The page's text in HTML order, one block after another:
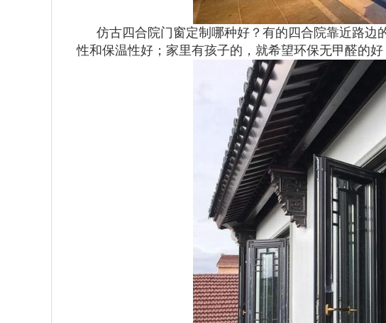
仿古四合院门窗定制哪种好？有的四合院靠近路
性和保温性好；家里有孩子的，就希望环保无甲醛的好